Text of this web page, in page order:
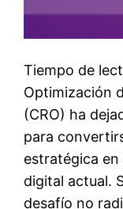
Tiempo de
Optimización
(CRO) ha
para
estratégica
digital actual.
desafío no